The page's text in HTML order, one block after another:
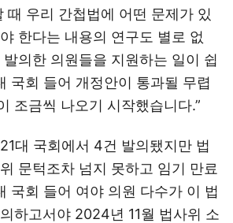
때 우리 간첩법에 어떤 문제가 있
한다는 내용의 연구도 별로 없
의한 의원들을 지원하는 일이 쉽
국회 들어 개정안이 통과될 무렵
조금씩 나오기 시작했습니다.”
대 국회에서 4건 발의됐지만 법
문턱조차 넘지 못하고 임기 만료
국회 들어 여야 의원 다수가 이 법
하고서야 2024년 11월 법사위 소